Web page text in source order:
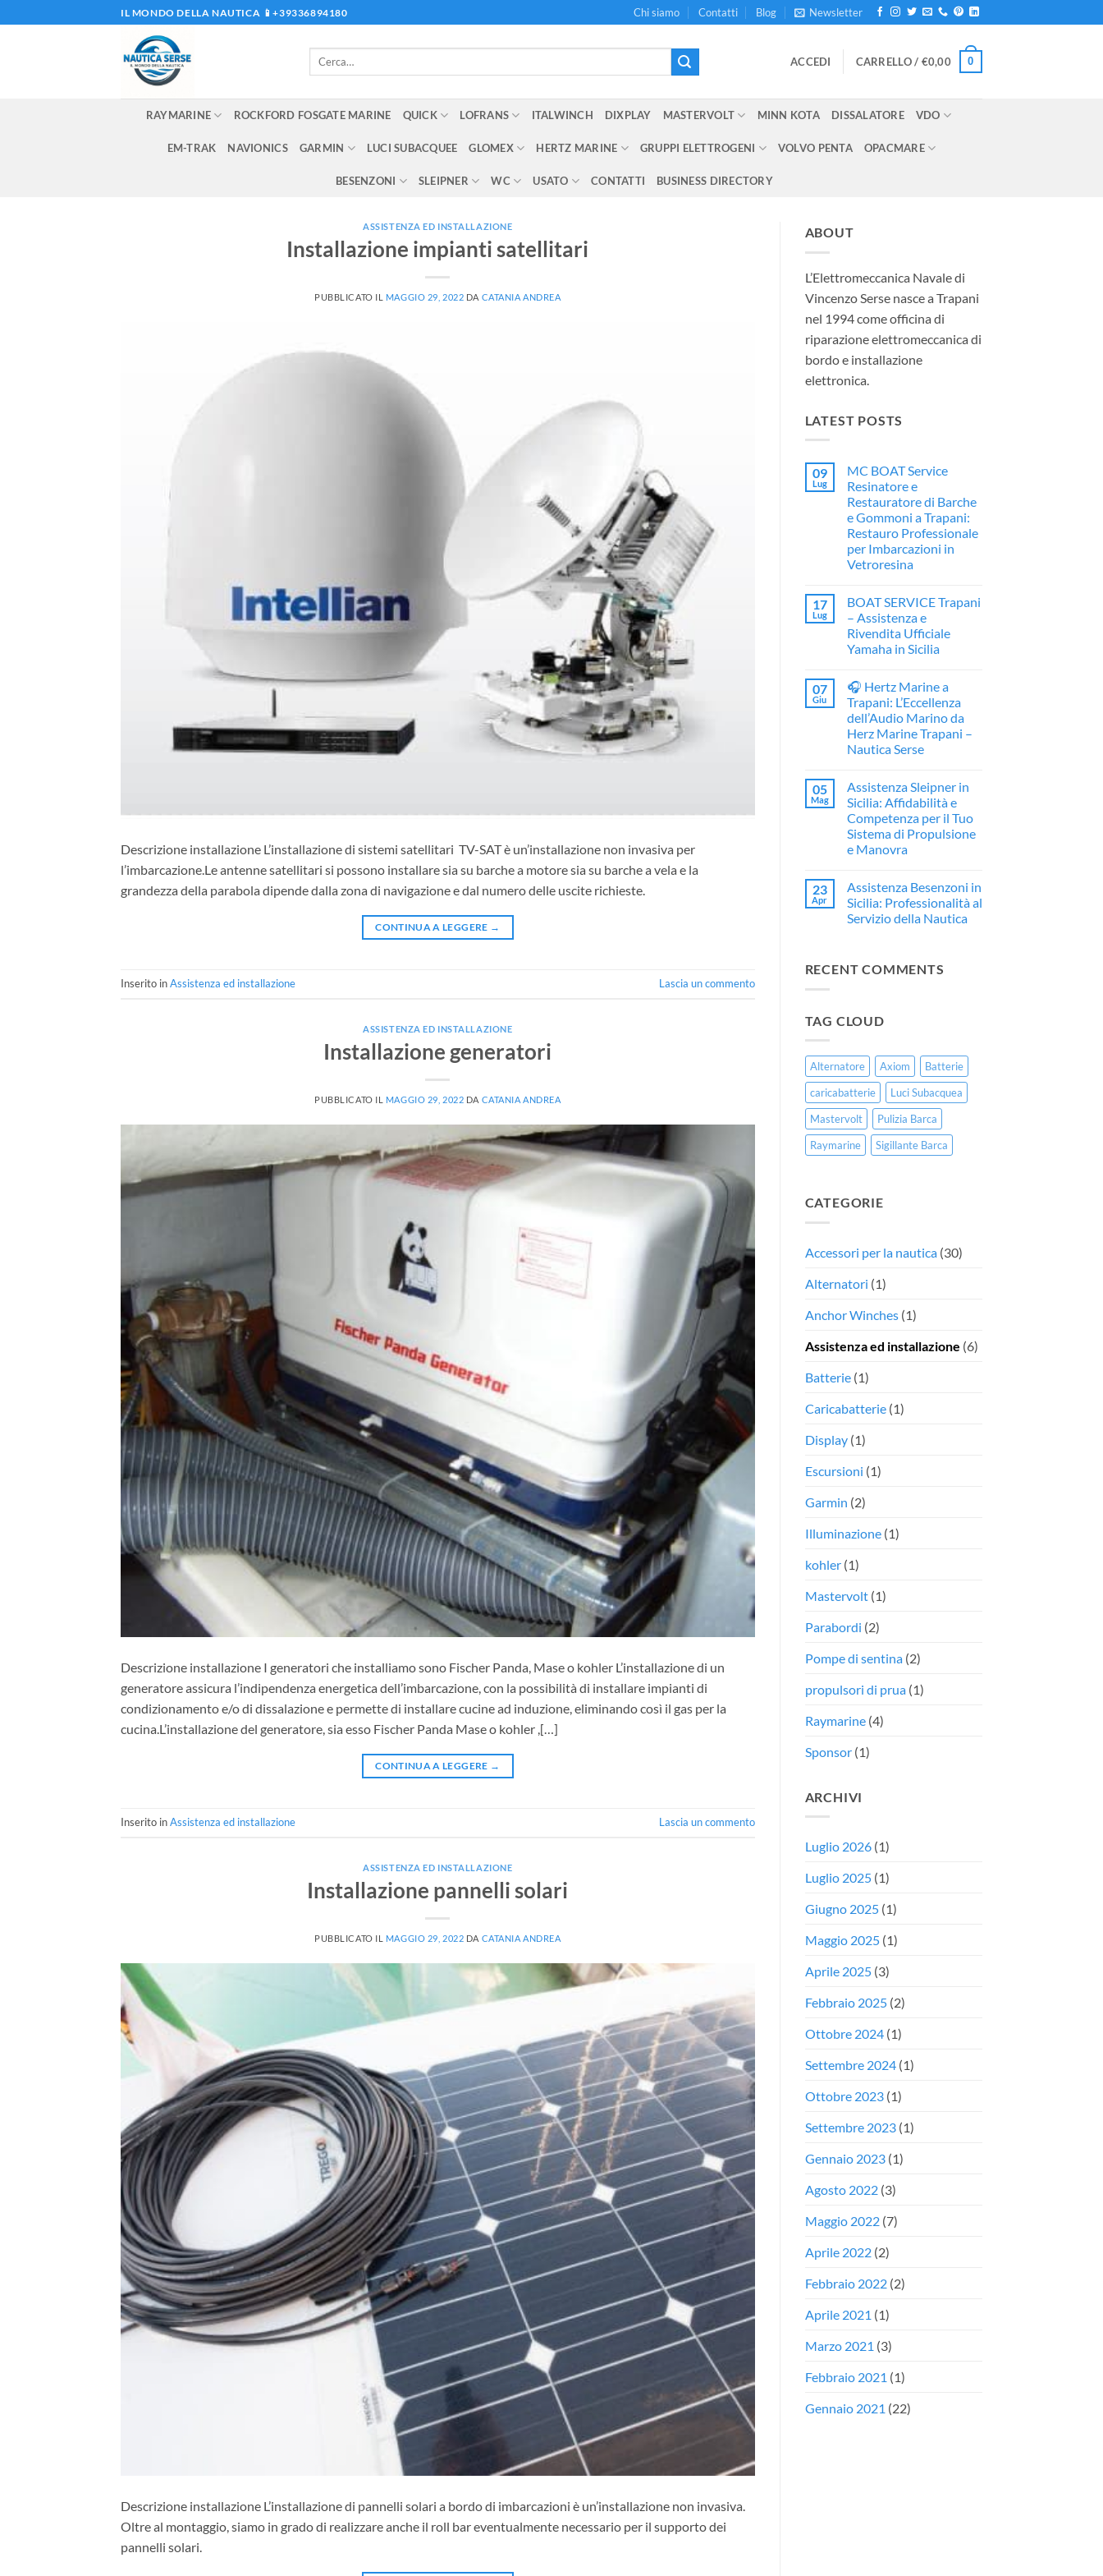
ai
IL MONDO DELLA NAUTICA 📱+39336894180 Chi siamo Contatti Blog Newsletter
Cerca:
ACCEDI CARRELLO / €0,00 0
RAYMARINE ROCKFORD FOSGATE MARINE QUICK LOFRANS ITALWINCH DIXPLAY MASTERVOLT MINN KOTA DISSALATORE VDO
EM-TRAK NAVIONICS GARMIN LUCI SUBACQUEE GLOMEX HERTZ MARINE GRUPPI ELETTROGENI VOLVO PENTA OPACMARE
BESENZONI SLEIPNER WC USATO CONTATTI BUSINESS DIRECTORY
ASSISTENZA ED INSTALLAZIONE
Installazione impianti satellitari
PUBBLICATO IL MAGGIO 29, 2022 DA CATANIA ANDREA
Descrizione installazione L’installazione di sistemi satellitari TV-SAT è un’installazione non invasiva per
l’imbarcazione.Le antenne satellitari si possono installare sia su barche a motore sia su barche a vela e la
grandezza della parabola dipende dalla zona di navigazione e dal numero delle uscite richieste.
CONTINUA A LEGGERE →
Inserito inAssistenza ed installazione Lascia un commento
ASSISTENZA ED INSTALLAZIONE
Installazione generatori
PUBBLICATO IL MAGGIO 29, 2022 DA CATANIA ANDREA
Descrizione installazione I generatori che installiamo sono Fischer Panda, Mase o kohler L’installazione di un
generatore assicura l’indipendenza energetica dell’imbarcazione, con la possibilità di installare impianti di
condizionamento e/o di dissalazione e permette di installare cucine ad induzione, eliminando così il gas per la
cucina.L’installazione del generatore, sia esso Fischer Panda Mase o kohler ,[…]
CONTINUA A LEGGERE →
Inserito inAssistenza ed installazione Lascia un commento
ASSISTENZA ED INSTALLAZIONE
Installazione pannelli solari
PUBBLICATO IL MAGGIO 29, 2022 DA CATANIA ANDREA
Descrizione installazione L’installazione di pannelli solari a bordo di imbarcazioni è un’installazione non invasiva.
Oltre al montaggio, siamo in grado di realizzare anche il roll bar eventualmente necessario per il supporto dei
pannelli solari.
ABOUT
L’Elettromeccanica Navale di
Vincenzo Serse nasce a Trapani
nel 1994 come officina di
riparazione elettromeccanica di
bordo e installazione
elettronica.
LATEST POSTS
09
Lug
MC BOAT Service
Resinatore e
Restauratore di Barche
e Gommoni a Trapani:
Restauro Professionale
per Imbarcazioni in
Vetroresina
su
BOAT
Service
Resinatore
Barche
e
Gommoni
a
Trapani:
Restauro
Professionale
in
Vetroresina
17
Lug
BOAT SERVICE Trapani
– Assistenza e
Rivendita Ufficiale
Yamaha in Sicilia
su
BOAT
SERVICE
Trapani
–
Assistenza
e
Yamaha
in
Sicilia
07
Giu
🎧 Hertz Marine a
Trapani: L’Eccellenza
dell’Audio Marino da
Herz Marine Trapani –
Nautica Serse
su
🎧
Hertz
Marine
a
Trapani:
L’Eccellenza
da
Herz
Marine
Trapani
–
05
Mag
Assistenza Sleipner in
Sicilia: Affidabilità e
Competenza per il Tuo
Sistema di Propulsione
e Manovra
su
Assistenza
Sleipner
in
per
di
Propulsione
23
Apr
Assistenza Besenzoni in
Sicilia: Professionalità al
Servizio della Nautica
Assistenza
Besenzoni
al
RECENT COMMENTS
TAG CLOUD
Alternatore Axiom
Batterie
caricabatterie
Luci Subacquea
Mastervolt
Pulizia Barca
Raymarine
Sigillante Barca
CATEGORIE
Accessori per la nautica(30)
Alternatori (1)
Anchor Winches(1)
Assistenza ed installazione (6)
Batterie(1)
Caricabatterie(1)
Display(1)
Escursioni (1)
Garmin (2)
Illuminazione(1)
kohler(1)
Mastervolt(1)
Parabordi (2)
Pompe di sentina(2)
propulsori di prua(1)
Raymarine(4)
Sponsor(1)
ARCHIVI
Luglio 2026(1)
Luglio 2025(1)
Giugno 2025(1)
Maggio 2025(1)
Aprile 2025(3)
Febbraio 2025(2)
Ottobre 2024(1)
Settembre 2024(1)
Ottobre 2023(1)
Settembre 2023(1)
Gennaio 2023(1)
Agosto 2022(3)
Maggio 2022(7)
Aprile 2022(2)
Febbraio 2022(2)
Aprile 2021 (1)
Marzo 2021 (3)
Febbraio 2021 (1)
Gennaio 2021 (22)